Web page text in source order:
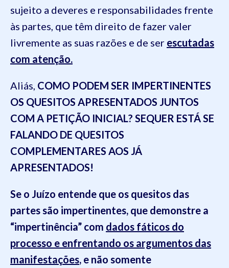
sujeito a deveres e responsabilidades frente
às partes, que têm direito de fazer valer
livremente as suas razões e de ser escutadas
com atenção.
Aliás, COMO PODEM SER IMPERTINENTES
OS QUESITOS APRESENTADOS JUNTOS
COM A PETIÇÃO INICIAL? SEQUER ESTÁ SE
FALANDO DE QUESITOS
COMPLEMENTARES AOS JÁ
APRESENTADOS!
Se o Juízo entende que os quesitos das
partes são impertinentes, que demonstre a
“impertinência” com dados fáticos do
processo e enfrentando os argumentos das
manifestações, e não somente